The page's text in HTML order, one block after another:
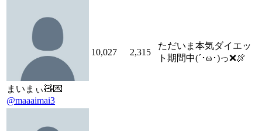
まいまぃ🧸💌
@maaaimai3
10,027 2,315
ただいま本気ダイエッ
ト期間中(´･ω･)っ❌🍖